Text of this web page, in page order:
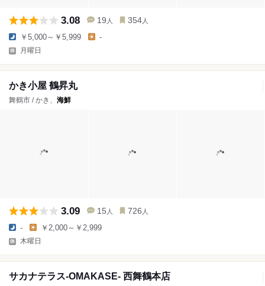
3.08 19 人 354 人
￥5,000～￥5,999 -
月曜日
かき小屋 鶴昇丸
舞鶴市 / かき、 海鮮
3.09 15 人 726 人
- ￥2,000～￥2,999
木曜日
サカナテラス-OMAKASE- 西舞鶴本店